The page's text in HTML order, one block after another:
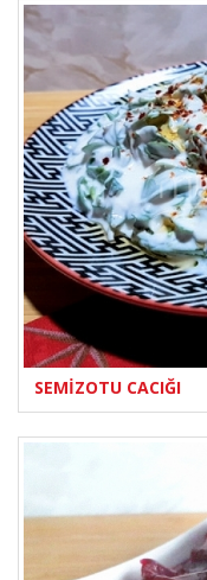
SEMİZOTU CACIĞI